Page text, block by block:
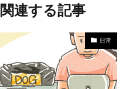
関連する記事
日常